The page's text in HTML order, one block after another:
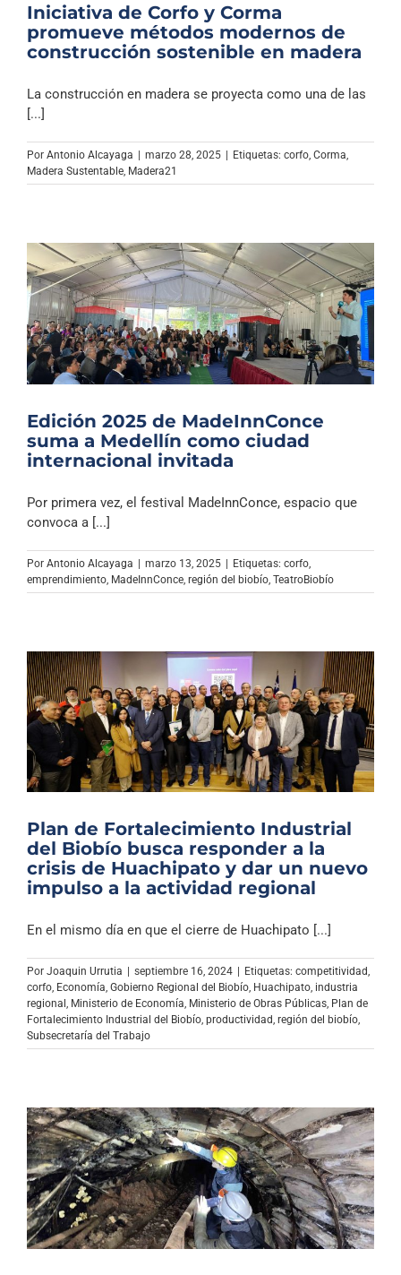
Iniciativa de Corfo y Corma
promueve métodos modernos de
construcción sostenible en madera
La construcción en madera se proyecta como una de las
[...]
Por Antonio Alcayaga | marzo 28, 2025 | Etiquetas: corfo Corma
Madera Sustentable Madera21
Edición 2025 de MadeInnConce
suma a Medellín como ciudad
internacional invitada
Por primera vez, el festival MadeInnConce, espacio que
convoca a [...]
Por Antonio Alcayaga | marzo 13, 2025 | Etiquetas: corfo
emprendimiento MadeInnConce región del biobío TeatroBiobío
Plan de Fortalecimiento Industrial
del Biobío busca responder a la
crisis de Huachipato y dar un nuevo
impulso a la actividad regional
En el mismo día en que el cierre de Huachipato [...]
Por Joaquin Urrutia septiembre 16, 2024 Etiquetas: competitividad,
corfo, Economía, Gobierno Regional del Biobío, Huachipato, industria
regional , Ministerio de Economía, Ministerio de Obras Públicas, Plan de
Fortalecimiento Industrial del Biobío, productividad, región del biobío,
Subsecretaría del Trabajo